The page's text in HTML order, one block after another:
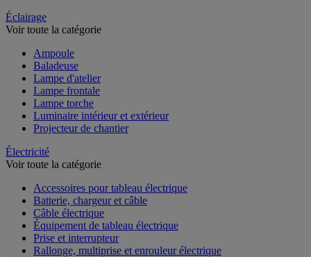
Éclairage
Voir toute la catégorie
Ampoule
Baladeuse
Lampe d'atelier
Lampe frontale
Lampe torche
Luminaire intérieur et extérieur
Projecteur de chantier
Électricité
Voir toute la catégorie
Accessoires pour tableau électrique
Batterie, chargeur et câble
Câble électrique
Équipement de tableau électrique
Prise et interrupteur
Rallonge, multiprise et enrouleur électrique